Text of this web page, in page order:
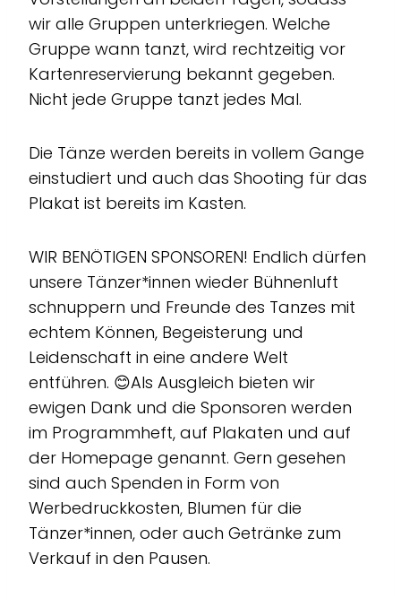
wir alle Gruppen unterkriegen. Welche
Gruppe wann tanzt, wird rechtzeitig vor
Kartenreservierung bekannt gegeben.
Nicht jede Gruppe tanzt jedes Mal.
Die Tänze werden bereits in vollem Gange
einstudiert und auch das Shooting für das
Plakat ist bereits im Kasten.
WIR BENÖTIGEN SPONSOREN! Endlich dürfen
unsere Tänzer*innen wieder Bühnenluft
schnuppern und Freunde des Tanzes mit
echtem Können, Begeisterung und
Leidenschaft in eine andere Welt
entführen. 😊Als Ausgleich bieten wir
ewigen Dank und die Sponsoren werden
im Programmheft, auf Plakaten und auf
der Homepage genannt. Gern gesehen
sind auch Spenden in Form von
Werbedruckkosten, Blumen für die
Tänzer*innen, oder auch Getränke zum
Verkauf in den Pausen.